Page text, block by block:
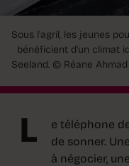
Sous l'agril, les jeunes
bénéficient d'un climat
Seeland. © Réane Ahmad
L
e téléphone
de sonner.
à négocier,